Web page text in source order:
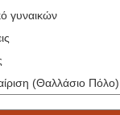
γυναικών
(Θαλλάσιο Πόλο)